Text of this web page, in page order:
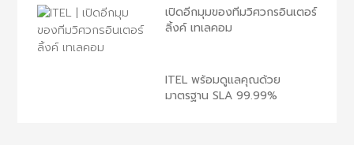
เปิดอีกมุมของทีมวิศวกรอินเตอร์
ลิ้งค์ เทเลคอม
ITEL พร้อมดูแลคุณด้วย
มาตรฐาน SLA 99.99%